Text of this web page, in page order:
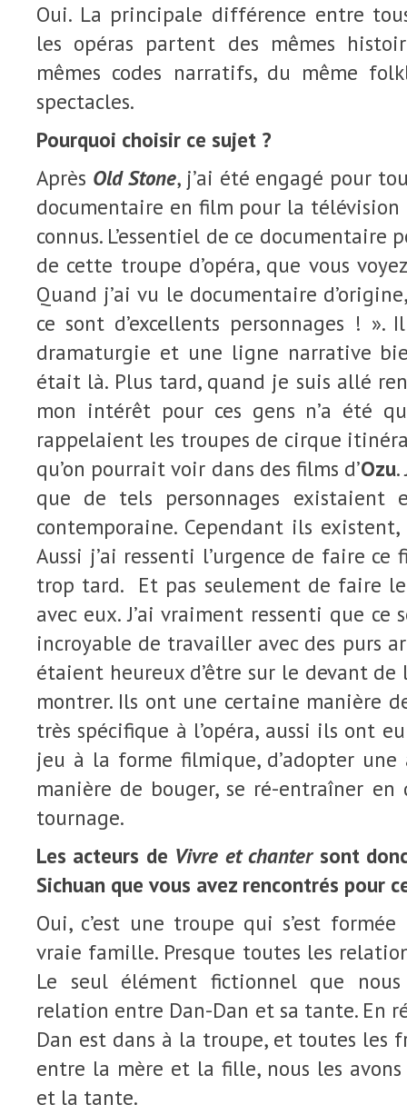
Oui. La principale différence entre
les opéras partent des mêmes
mêmes codes narratifs, du même
spectacles.
Pourquoi choisir ce sujet ?
Après Old Stone, j’ai été engagé pour
documentaire en film pour la télévision
connus. L’essentiel de ce
de cette troupe d’opéra, que vous
Quand j’ai vu le documentaire
ce sont d’excellents personnages !
dramaturgie et une ligne narrative
était là. Plus tard, quand je suis allé
mon intérêt pour ces gens n’a été
rappelaient les troupes de cirque
qu’on pourrait voir dans des films d’Ozu.
que de tels personnages existaient
contemporaine. Cependant ils
Aussi j’ai ressenti l’urgence de faire
trop tard. Et pas seulement de faire
avec eux. J’ai vraiment ressenti que
incroyable de travailler avec des purs
étaient heureux d’être sur le devant de
montrer. Ils ont une certaine manière
très spécifique à l’opéra, aussi ils ont
jeu à la forme filmique, d’adopter
manière de bouger, se ré-entraîner
tournage.
Les acteurs de Vivre et chantersont
Sichuan que vous avez rencontrés pour
Oui, c’est une troupe qui s’est
vraie famille. Presque toutes les
Le seul élément fictionnel que
relation entre Dan-Dan et sa tante. En
Dan est dans à la troupe, et toutes les
entre la mère et la fille, nous les
et la tante.